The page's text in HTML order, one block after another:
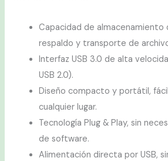
Capacidad de almacenamiento
respaldo y transporte de
Interfaz USB 3.0 de alta
USB 2.0).
Diseño compacto y portátil,
cualquier lugar.
Tecnología Plug & Play, sin
de software.
Alimentación directa por USB,